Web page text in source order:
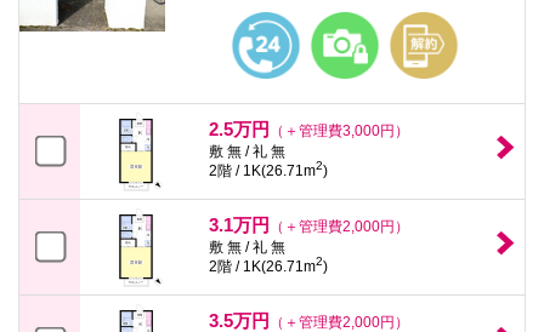
2.5万円
（＋管理費3,000円）
敷 無 / 礼 無
2階 / 1K(26.71m2)
3.1万円
（＋管理費2,000円）
敷 無 / 礼 無
2階 / 1K(26.71m2)
3.5万円
（＋管理費2,000円）